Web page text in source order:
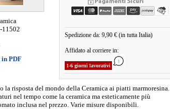
11502
in PDF
Spedizione da: 9,90 € (in tutta Italia)
Affidato al corriere in:
1-6 giorni lavorativi
la risposta del mondo della Ceramica ai piatti marmoresina.
nel tempo come la ceramica ma esteticamente più
inclusa nel prezzo. Varie misure disponibili.